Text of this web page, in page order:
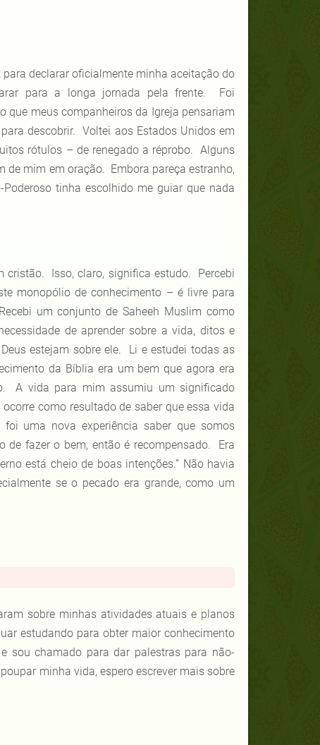
declarar oficialmente minha aceitação do
para a longa jornada pela frente. Foi
que meus companheiros da Igreja pensariam
descobrir. Voltei aos Estados Unidos em
rótulos – de renegado a réprobo. Alguns
de mim em oração. Embora pareça estranho,
tinha escolhido me guiar que nada
cristão. Isso, claro, significa estudo. Percebi
monopólio de conhecimento – é livre para
um conjunto de Saheeh Muslim como
de aprender sobre a vida, ditos e
estejam sobre ele. Li e estudei todas as
da Bíblia era um bem que agora era
A vida para mim assumiu um significado
como resultado de saber que essa vida
uma nova experiência saber que somos
de fazer o bem, então é recompensado. Era
está cheio de boas intenções.” Não havia
se o pecado era grande, como um
sobre minhas atividades atuais e planos
estudando para obter maior conhecimento
sou chamado para dar palestras para não-
minha vida, espero escrever mais sobre